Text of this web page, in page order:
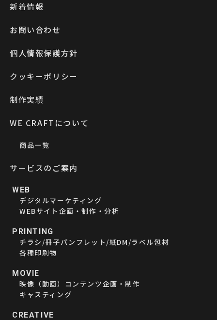
新着情報
お問い合わせ
個人情報保護方針
クッキーポリシー
制作実績
WE CRAFTについて
商品一覧
サービスのご案内
WEB
デジタルマーケティング
WEBサイト企画・制作・分析
PRINTING
チラシ/冊子パンフレット/紙DM/ラベル包材
各種印刷物
MOVIE
映像（動画）コンテンツ企画・制作
キャスティング
CREATIVE